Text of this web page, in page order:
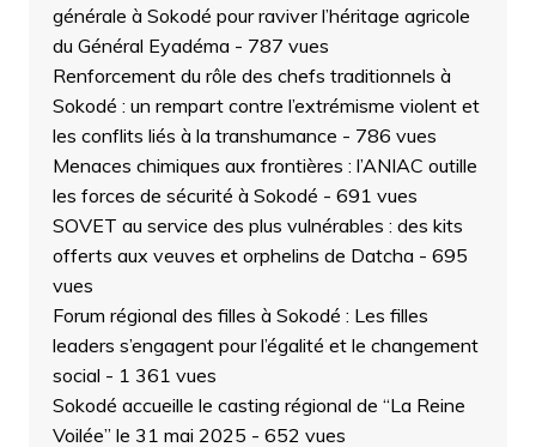
générale à Sokodé pour raviver l’héritage agricole
du Général Eyadéma - 787 vues
Renforcement du rôle des chefs traditionnels à
Sokodé : un rempart contre l’extrémisme violent et
les conflits liés à la transhumance - 786 vues
Menaces chimiques aux frontières : l’ANIAC outille
les forces de sécurité à Sokodé - 691 vues
SOVET au service des plus vulnérables : des kits
offerts aux veuves et orphelins de Datcha - 695
vues
Forum régional des filles à Sokodé : Les filles
leaders s’engagent pour l’égalité et le changement
social - 1 361 vues
Sokodé accueille le casting régional de “La Reine
Voilée” le 31 mai 2025 - 652 vues